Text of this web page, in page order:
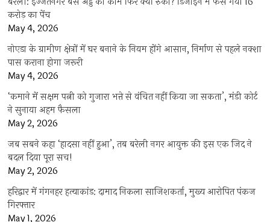
करोड़ का पेंच
May 4, 2026
नोएडा के ग्रामीण क्षेत्रों में घर बनाने के नियम होंगे आसान, निर्माण से पहले नक्शा
पास कराना होगा जरूरी
May 4, 2026
‘कमाने में सक्षम पत्नी को गुजारा भत्ते से वंचित नहीं किया जा सकता’, मंडी कोर्ट
ने सुनाया अहम फैसला
May 2, 2026
जब सबने कहा ‘हादसा नहीं हुआ’, तब बरेली नगर आयुक्त की इस एक जिद ने
बदल दिया पूरा सच!
May 2, 2026
हरिद्वार में गंगनहर हत्याकांड: दामाद निकला साजिशकर्ता, मुख्य आरोपित पंकज
गिरफ्तार
May 1, 2026